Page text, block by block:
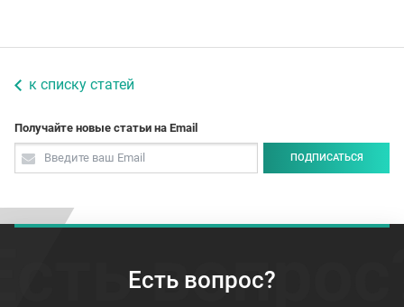
к списку статей
Получайте новые статьи на Email
ПОДПИСАТЬСЯ
Есть вопрос?